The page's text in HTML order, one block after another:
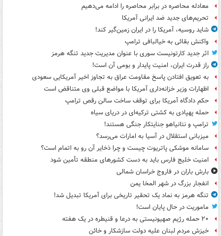
معادله محاصره در برابر محاصره را ادامه می‌دهیم
تحریم‌های جدید ضد ایرانی آمریکا
شاید روسیه، آمریکا را در ایران زمین‌گیر کند!
واکنش بقائی به خیالبافی ترامپ
اثر جدید کارتونیست سوری با عنوان مدیریت جدید تنگه هرمز
راز قدرت ایران، امنیت پایدار و بومی آن است!
به تعویق افتادن پاسخ مقاومت عراق به تجاوز اخیر آمریکایی سعودی
اظهارات وزیر خزانه‌داری آمریکا با مواضع قبلی وی متناقض است
حکم دادگاه آمریکا برای توقف ساخت سالن رقص ترامپ
حمله پهپادی به کشتی ترکیه‌ای در دریای سیاه
ترامپ و نتانیاهو جنایتکار جنگی هستند!
میزبانی استقلال در آسیا به امارات می‌رسد؟
سامانه موشکی پاتریوت چیست و چرا ذخایر آن رو به اتمام است؟
امنیت خلیج فارس باید به دست کشورهای منطقه تأمین شود
بارش باران در فاروج خراسان شمالی
انفجار بزرگ در شهر المخا یمن
تنگه هرمز به نماد یک تحقیر تاریخی برای آمریکا تبدیل شد!
ماموریت در حال پایان است!
۲۰ حمله رژیم صهیونیستی به درعا و قنیطره در یک هفته
خیزش مردم لبنان علیه دولت سازشکار و خائن